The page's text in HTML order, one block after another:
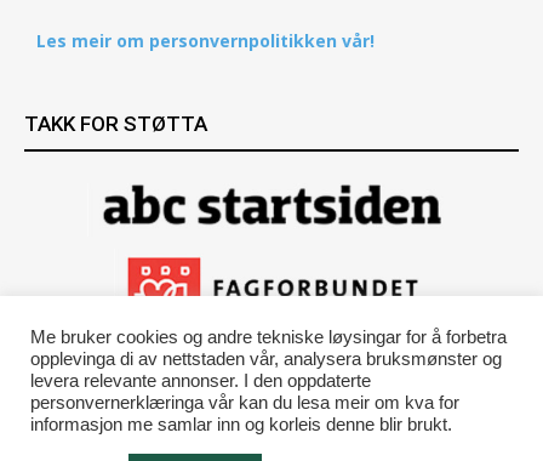
Les meir om personvernpolitikken vår!
TAKK FOR STØTTA
Me bruker cookies og andre tekniske løysingar for å forbetra
opplevinga di av nettstaden vår, analysera bruksmønster og
levera relevante annonser. I den oppdaterte
personvernerklæringa vår kan du lesa meir om kva for
informasjon me samlar inn og korleis denne blir brukt.